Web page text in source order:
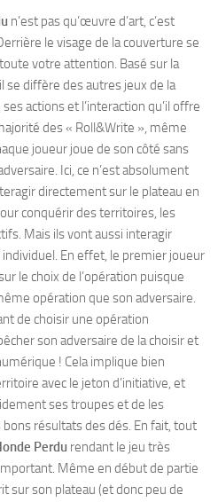
n’est pas qu’œuvre d’art, c’est
le visage de la couverture se
votre attention. Basé sur la
se diffère des autres jeux de la
actions et l’interaction qu’il offre
des « Roll&Write », même
joueur joue de son côté sans
Ici, ce n’est absolument
directement sur le plateau en
conquérir des territoires, les
Mais ils vont aussi interagir
En effet, le premier joueur
le choix de l’opération puisque
opération que son adversaire.
de choisir une opération
son adversaire de la choisir et
! Cela implique bien
avec le jeton d’initiative, et
ses troupes et de les
résultats des dés. En fait, tout
Perdu rendant le jeu très
Même en début de partie
sur son plateau (et donc peu de